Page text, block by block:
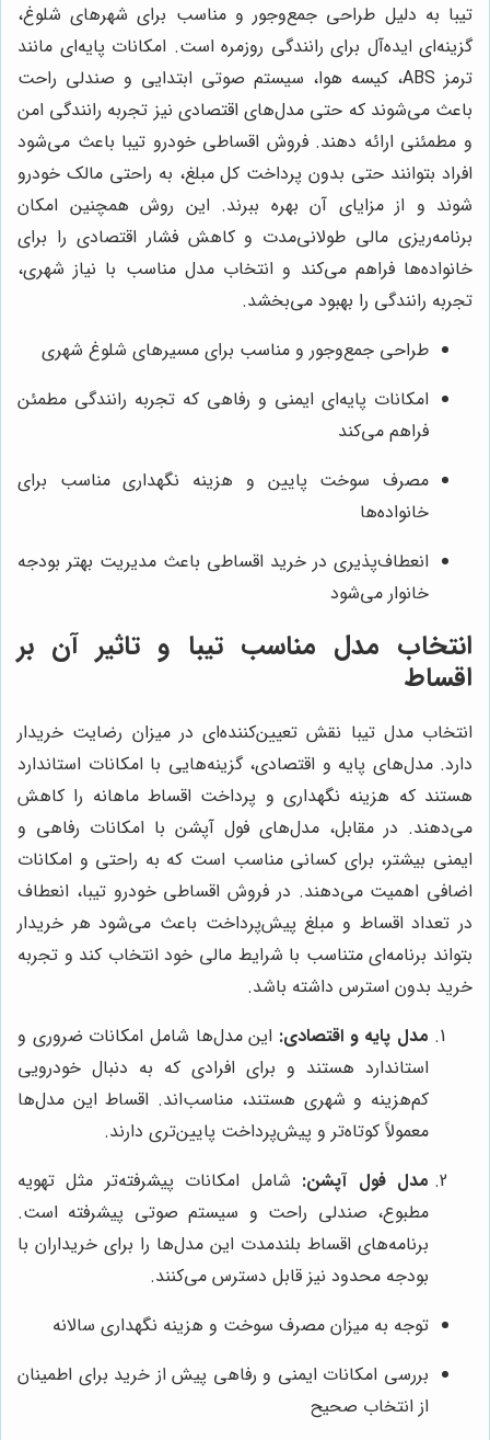
تیبا به دلیل طراحی جمع‌وجور و مناسب برای شهرهای شلوغ،
گزینه‌ای ایده‌آل برای رانندگی روزمره است. امکانات پایه‌ای مانند
ترمز ABS، کیسه هوا، سیستم صوتی ابتدایی و صندلی راحت
باعث می‌شوند که حتی مدل‌های اقتصادی نیز تجربه رانندگی امن
و مطمئنی ارائه دهند. فروش اقساطی خودرو تیبا باعث می‌شود
افراد بتوانند حتی بدون پرداخت کل مبلغ، به راحتی مالک خودرو
شوند و از مزایای آن بهره ببرند. این روش همچنین امکان
برنامه‌ریزی مالی طولانی‌مدت و کاهش فشار اقتصادی را برای
خانواده‌ها فراهم می‌کند و انتخاب مدل مناسب با نیاز شهری،
تجربه رانندگی را بهبود می‌بخشد.
طراحی جمع‌وجور و مناسب برای مسیرهای شلوغ شهری
امکانات پایه‌ای ایمنی و رفاهی که تجربه رانندگی مطمئن
فراهم می‌کند
مصرف سوخت پایین و هزینه نگهداری مناسب برای
خانواده‌ها
انعطاف‌پذیری در خرید اقساطی باعث مدیریت بهتر بودجه
خانوار می‌شود
انتخاب مدل مناسب تیبا و تاثیر آن بر
اقساط
انتخاب مدل تیبا نقش تعیین‌کننده‌ای در میزان رضایت خریدار
دارد. مدل‌های پایه و اقتصادی، گزینه‌هایی با امکانات استاندارد
هستند که هزینه نگهداری و پرداخت اقساط ماهانه را کاهش
می‌دهند. در مقابل، مدل‌های فول آپشن با امکانات رفاهی و
ایمنی بیشتر، برای کسانی مناسب است که به راحتی و امکانات
اضافی اهمیت می‌دهند. در فروش اقساطی خودرو تیبا، انعطاف
در تعداد اقساط و مبلغ پیش‌پرداخت باعث می‌شود هر خریدار
بتواند برنامه‌ای متناسب با شرایط مالی خود انتخاب کند و تجربه
خرید بدون استرس داشته باشد.
مدل پایه و اقتصادی: این مدل‌ها شامل امکانات ضروری و
استاندارد هستند و برای افرادی که به دنبال خودرویی
کم‌هزینه و شهری هستند، مناسب‌اند. اقساط این مدل‌ها
معمولاً کوتاه‌تر و پیش‌پرداخت پایین‌تری دارند.
مدل فول آپشن: شامل امکانات پیشرفته‌تر مثل تهویه
مطبوع، صندلی راحت و سیستم صوتی پیشرفته است.
برنامه‌های اقساط بلندمدت این مدل‌ها را برای خریداران با
بودجه محدود نیز قابل دسترس می‌کنند.
توجه به میزان مصرف سوخت و هزینه نگهداری سالانه
بررسی امکانات ایمنی و رفاهی پیش از خرید برای اطمینان
از انتخاب صحیح